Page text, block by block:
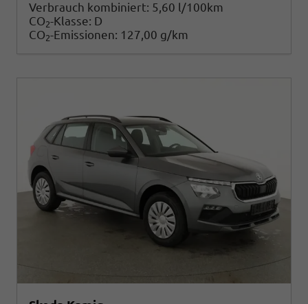
Verbrauch kombiniert: 5,60 l/100km
CO2-Klasse: D
CO2-Emissionen: 127,00 g/km